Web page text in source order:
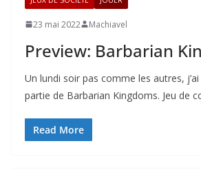
23 mai 2022 Machiavel
Preview: Barbarian
Un lundi soir pas comme les autres,
partie de Barbarian Kingdoms. Jeu de
Read More